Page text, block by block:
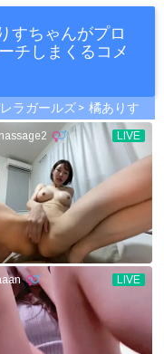
すちゃんがプロ
チしまくるコメ
ラガールズ 橘ありす